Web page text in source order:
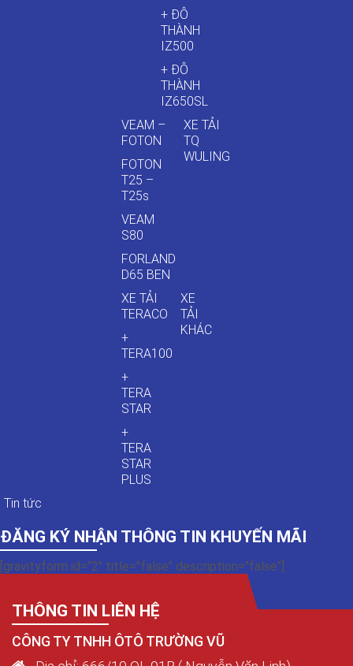
+ ĐÔ
THÀNH
IZ500
+ ĐÔ
THÀNH
IZ650SL
VEAM –
FOTON
FOTON
T25 –
T25s
VEAM
S80
FORLAND
D65 BEN
XE TẢI
TQ
WULING
XE TẢI
TERACO
+
TERA100
+
TERA
STAR
+
TERA
STAR
PLUS
XE
TẢI
KHÁC
Tin tức
ĐĂNG KÝ NHẬN THÔNG TIN KHUYẾN MÃI
[gravityform id="2" title="false" description="false"]
THÔNG TIN LIÊN HỆ
CÔNG TY TNHH ÔTÔ TRƯỜNG VŨ